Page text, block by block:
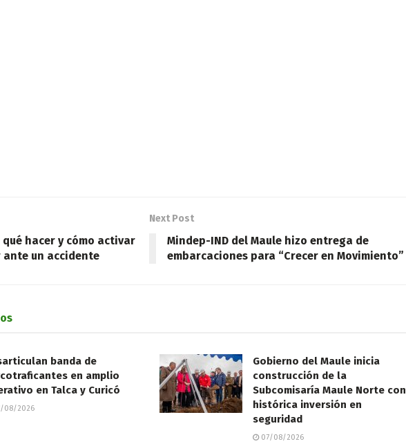
qué hacer y cómo activar
ante un accidente
Next Post
Mindep-IND del Maule hizo entrega de
embarcaciones para “Crecer en Movimiento”
banda de
en amplio
en Talca y Curicó
08/2026
Gobierno del Maule inicia
construcción de la
Subcomisaría Maule Norte con
histórica inversión en
seguridad
07/08/2026